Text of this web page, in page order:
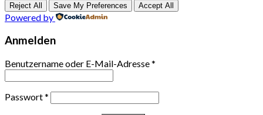
Reject All Save My Preferences Accept All
Powered by
Anmelden
Benutzername oder E-Mail-Adresse*
Passwort*